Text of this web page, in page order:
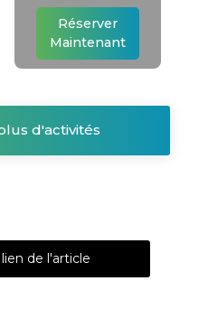
Réserver
Maintenant
d'activités
de l'article